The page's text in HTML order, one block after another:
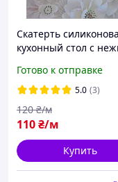
Скатерть
кухонный стол с
Готово к отправке
5.0 (3)
110₴/м
120 ₴/м
Купить